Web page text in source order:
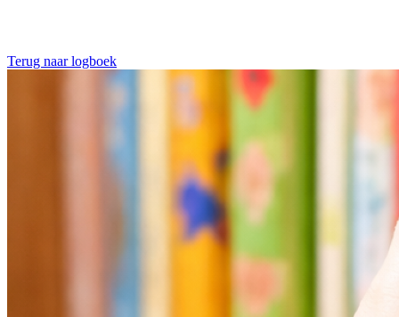
Terug naar logboek